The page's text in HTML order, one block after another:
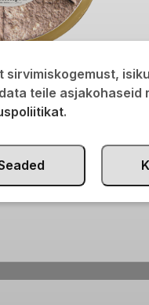
sirvimiskogemust,
teile asjakohaseid
.